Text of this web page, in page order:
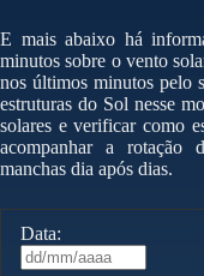
E mais abaixo há
minutos sobre o vento
nos últimos minutos pelo
estruturas do Sol nesse
solares e verificar como
acompanhar a rotação
manchas dia após dias.
Data: